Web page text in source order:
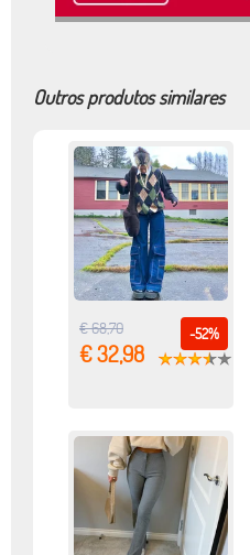
Outros produtos similares
-52%
€ 68,70
€ 32,98